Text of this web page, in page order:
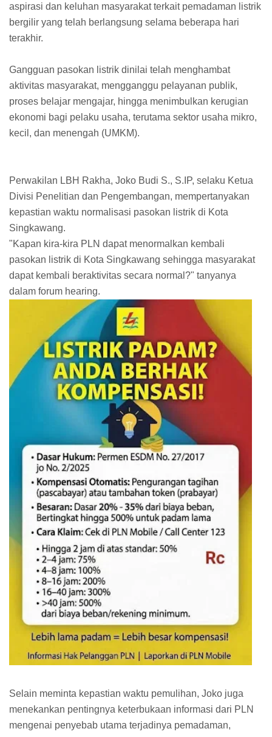
aspirasi dan keluhan masyarakat terkait pemadaman listrik
bergilir yang telah berlangsung selama beberapa hari
terakhir.
Gangguan pasokan listrik dinilai telah menghambat
aktivitas masyarakat, mengganggu pelayanan publik,
proses belajar mengajar, hingga menimbulkan kerugian
ekonomi bagi pelaku usaha, terutama sektor usaha mikro,
kecil, dan menengah (UMKM).
Perwakilan LBH Rakha, Joko Budi S., S.IP, selaku Ketua
Divisi Penelitian dan Pengembangan, mempertanyakan
kepastian waktu normalisasi pasokan listrik di Kota
Singkawang.
"Kapan kira-kira PLN dapat menormalkan kembali
pasokan listrik di Kota Singkawang sehingga masyarakat
dapat kembali beraktivitas secara normal?" tanyanya
dalam forum hearing.
Selain meminta kepastian waktu pemulihan, Joko juga
menekankan pentingnya keterbukaan informasi dari PLN
mengenai penyebab utama terjadinya pemadaman,